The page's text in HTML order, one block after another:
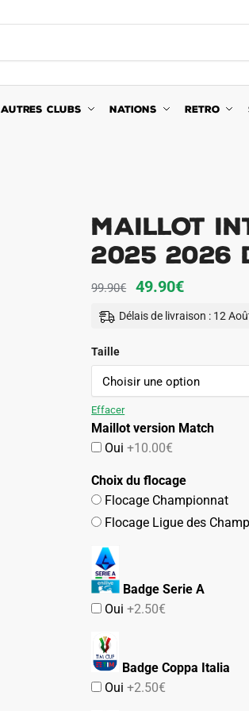
AUTRES CLUBS NATIONS RETRO
Maillot
2025 2026
99.90€
Le
prix
99.90€.
49.90€Le
prix
49.90€.
Délais de livraison : 12
Taille
Effacer
Maillot version Match
Oui+10.00€
Choix du flocage
Flocage Championnat
Flocage Ligue des
Badge Serie A
Oui+2.50€
Badge Coppa Italia
Oui+2.50€